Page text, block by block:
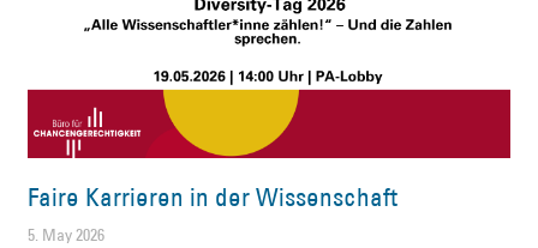
Faire Karrieren in der Wissenschaft
5. May 2026